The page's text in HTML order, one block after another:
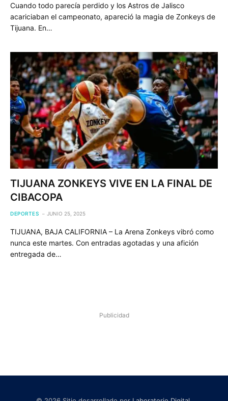
Cuando todo parecía perdido y los Astros de Jalisco
acariciaban el campeonato, apareció la magia de Zonkeys de
Tijuana. En…
TIJUANA ZONKEYS VIVE EN LA FINAL DE
CIBACOPA
DEPORTES JUNIO 25, 2025
TIJUANA, BAJA CALIFORNIA – La Arena Zonkeys vibró como
nunca este martes. Con entradas agotadas y una afición
entregada de…
Publicidad